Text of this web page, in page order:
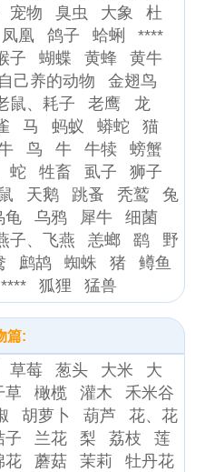
宠物 臭虫 大象
杜
凤凰 鸽子 蛤蜊
****
子 蝴蝶 黄蜂
黄牛
己养的动物
金翅鸟
鼠、耗子 老鹰
龙
马 蚂蚁 蟒蛇
猫
鸟 牛 牛犊
螃蟹
蛇 牲畜 虱子
狮子
天鹅 跳蚤 秃鹫
兔
龟 乌鸦 犀牛
细菌
子、飞燕 恙螂 鹞
野
鹧鸪 蜘蛛 猪
鳟鱼
狐狸 猛兽
篇:
草莓 葱头 大米
大
草 橄榄 灌木
禾米谷
胡萝卜 葫芦
花、花
子 兰花 梨 荔枝
莲
花 蘑菇 茉莉
牡丹花